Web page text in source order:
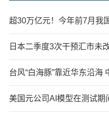
超30万亿元！今年前7月我
日本二季度3次干预汇市未
台风“白海豚”靠近华东沿海
美国元公司AI模型在测试期